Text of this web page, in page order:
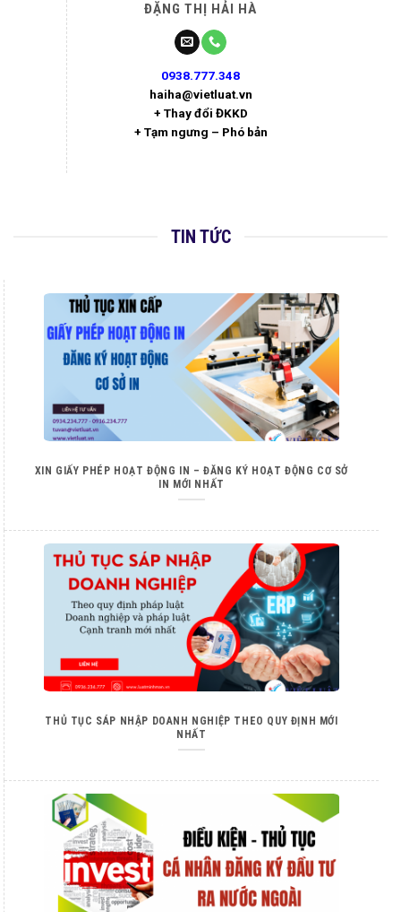
ĐẶNG THỊ HẢI HÀ
0938.777.348
haiha@vietluat.vn
+ Thay đổi ĐKKD
+ Tạm ngưng – Phó bản
TIN TỨC
XIN GIẤY PHÉP HOẠT ĐỘNG IN – ĐĂNG KÝ HOẠT ĐỘNG CƠ SỞ
IN MỚI NHẤT
THỦ TỤC SÁP NHẬP DOANH NGHIỆP THEO QUY ĐỊNH MỚI
NHẤT